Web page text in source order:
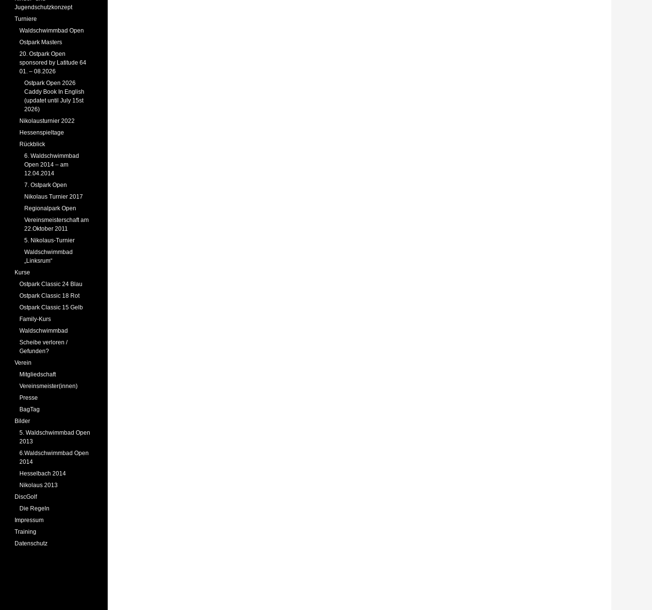
Jugendschutzkonzept
Turniere
Waldschwimmbad Open
Ostpark Masters
20. Ostpark Open
sponsored by Latitude 64
01. – 08.2026
Ostpark Open 2026
Caddy Book In English
(updatet until July 15st
2026)
Nikolausturnier 2022
Hessenspieltage
Rückblick
6. Waldschwimmbad
Open 2014 – am
12.04.2014
7. Ostpark Open
Nikolaus Turnier 2017
Regionalpark Open
Vereinsmeisterschaft am
22.Oktober 2011
5. Nikolaus-Turnier
Waldschwimmbad
„Linksrum“
Kurse
Ostpark Classic 24 Blau
Ostpark Classic 18 Rot
Ostpark Classic 15 Gelb
Family-Kurs
Waldschwimmbad
Scheibe verloren /
Gefunden?
Verein
Mitgliedschaft
Vereinsmeister(innen)
Presse
BagTag
Bilder
5. Waldschwimmbad Open
2013
6.Waldschwimmbad Open
2014
Hesselbach 2014
Nikolaus 2013
DiscGolf
Die Regeln
Impressum
Training
Datenschutz